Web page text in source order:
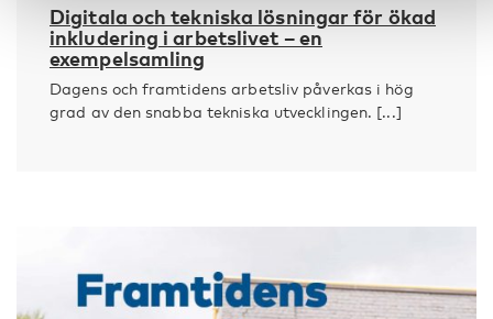
Digitala och tekniska lösningar för ökad
inkludering i arbetslivet – en
exempelsamling
Dagens och framtidens arbetsliv påverkas i hög
grad av den snabba tekniska utvecklingen. [...]